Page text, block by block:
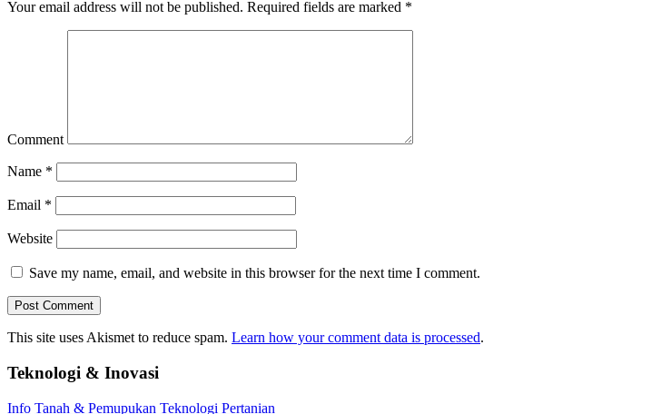
Your email address will not be published. Required fields are marked *
Comment
Name *
Email *
Website
Save my name, email, and website in this browser for the next time I comment.
This site uses Akismet to reduce spam. Learn how your comment data is processed.
Teknologi & Inovasi
Info Tanah & Pemupukan Teknologi Pertanian